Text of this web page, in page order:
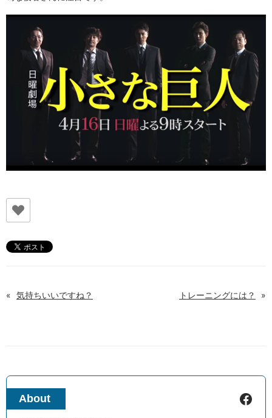
« 気持ちいいですね？ トレーニングには？ »
About Facebook